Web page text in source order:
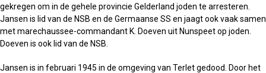
gekregen om in de gehele provincie Gelderland joden te arresteren.
Jansen is lid van de NSB en de Germaanse SS en jaagt ook vaak samen
met marechaussee-commandant K. Doeven uit Nunspeet op joden.
Doeven is ook lid van de NSB.
Jansen is in februari 1945 in de omgeving van Terlet gedood. Door het